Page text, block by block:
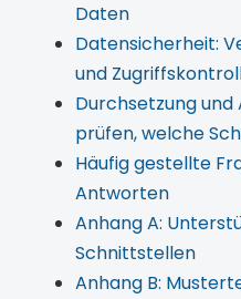
Daten
Datensicherheit:
und
Durchsetzung
prüfen, welche
Häufig gestellte
Antworten
Anhang A:
Schnittstellen
Anhang B: